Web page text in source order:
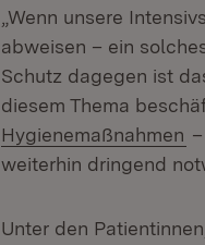
„Wenn unsere
abweisen – ein
Schutz dagegen ist
diesem Thema
Hygienemaßnahmen
weiterhin dringend
Unter den